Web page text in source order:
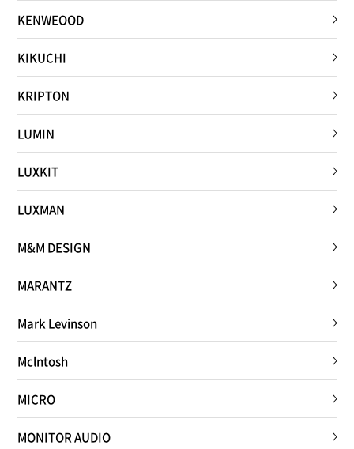
KENWEOOD
KIKUCHI
KRIPTON
LUMIN
LUXKIT
LUXMAN
M&M DESIGN
MARANTZ
Mark Levinson
Mclntosh
MICRO
MONITOR AUDIO